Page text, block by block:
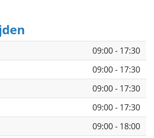
09:00 - 17:30
09:00 - 17:30
09:00 - 17:30
09:00 - 17:30
09:00 - 18:00